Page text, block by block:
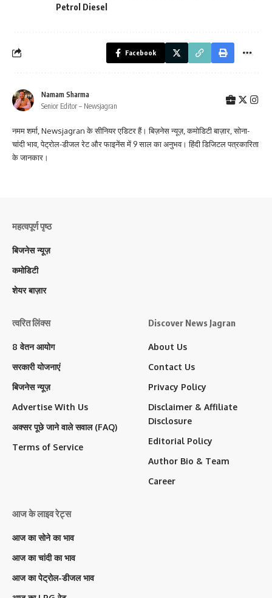
Petrol Diesel
Facebook
Namam Sharma
Senior Editor – Newsjagran
नमम शर्मा, Newsjagran के सीनियर एडिटर हैं। बिज़नेस न्यूज़, कमोडिटी बाज़ार, सोना-
चांदी भाव, पेट्रोल-डीजल रेट और फाइनेंस में 9 साल का अनुभव। हिंदी डिजिटल पत्रकारिता
के जानकार।
महत्वपूर्ण पृष्ठ
बिजनेस न्यूज़
कमोडिटी
शेयर बाज़ार
त्वरित लिंक्स
8 वेतन आयोग
सरकारी योजनाएं
बिजनेस न्यूज़
Advertise With Us
अक्सर पूछे जाने वाले सवाल (FAQ)
Terms of Service
Discover News Jagran
About Us
Contact Us
Privacy Policy
Disclaimer & Affiliate
Disclosure
Editorial Policy
Author Bio & Team
Career
आज के लाइव रेट्स
आज का सोने का भाव
आज का चांदी का भाव
आज का पेट्रोल-डीजल भाव